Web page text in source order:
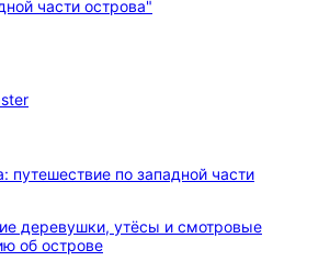
по западной части
деревушки, утёсы и смотровые
об острове